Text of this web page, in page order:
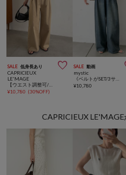
SALE 低身長あり 
CAPRICIEUX
LE'MAGE
¥10,780 (30%OFF)
SALE 動画
mystic
¥10,780
CAPRICIEUX